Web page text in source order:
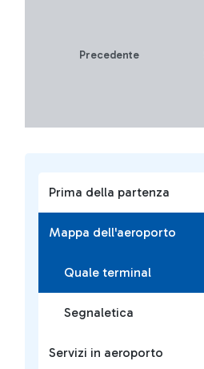
Prima della partenza
Mappa dell'aeroporto
Quale terminal
Segnaletica
Servizi in aeroporto
Precedente